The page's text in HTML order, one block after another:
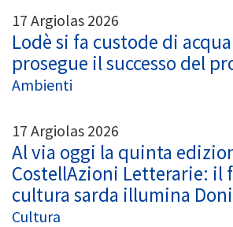
17 Argiolas 2026
Lodè si fa custode di
prosegue il successo del
Ambienti
17 Argiolas 2026
Al via oggi la quinta
CostellAzioni Letterarie: il
cultura sarda illumina
Cultura